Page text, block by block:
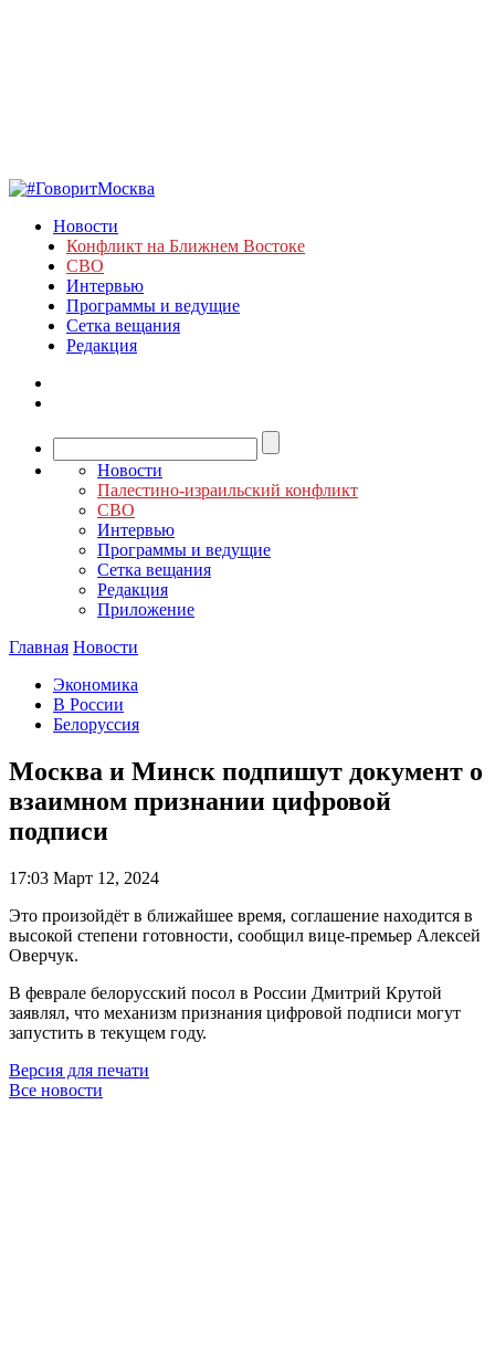
Новости
Конфликт на Ближнем Востоке
СВО
Интервью
Программы и ведущие
Сетка вещания
Редакция
Новости
Палестино-израильский конфликт
СВО
Интервью
Программы и ведущие
Сетка вещания
Редакция
Приложение
Главная Новости
Экономика
В России
Белоруссия
Москва и Минск подпишут документ о
взаимном признании цифровой
подписи
17:03 Март 12, 2024
Это произойдёт в ближайшее время, соглашение находится в
высокой степени готовности, сообщил вице-премьер Алексей
Оверчук.
В феврале белорусский посол в России Дмитрий Крутой
заявлял, что механизм признания цифровой подписи могут
запустить в текущем году.
Версия для печати
Все новости